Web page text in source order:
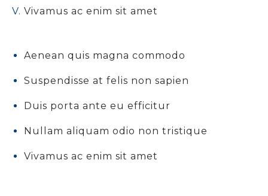
Vivamus ac enim sit amet
Aenean quis magna commodo
Suspendisse at felis non sapien
Duis porta ante eu efficitur
Nullam aliquam odio non tristique
Vivamus ac enim sit amet